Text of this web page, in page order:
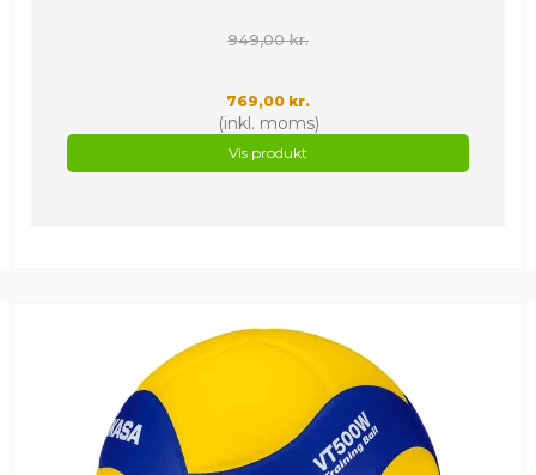
949,00 kr.
769,00 kr.
(inkl. moms)
Vis produkt